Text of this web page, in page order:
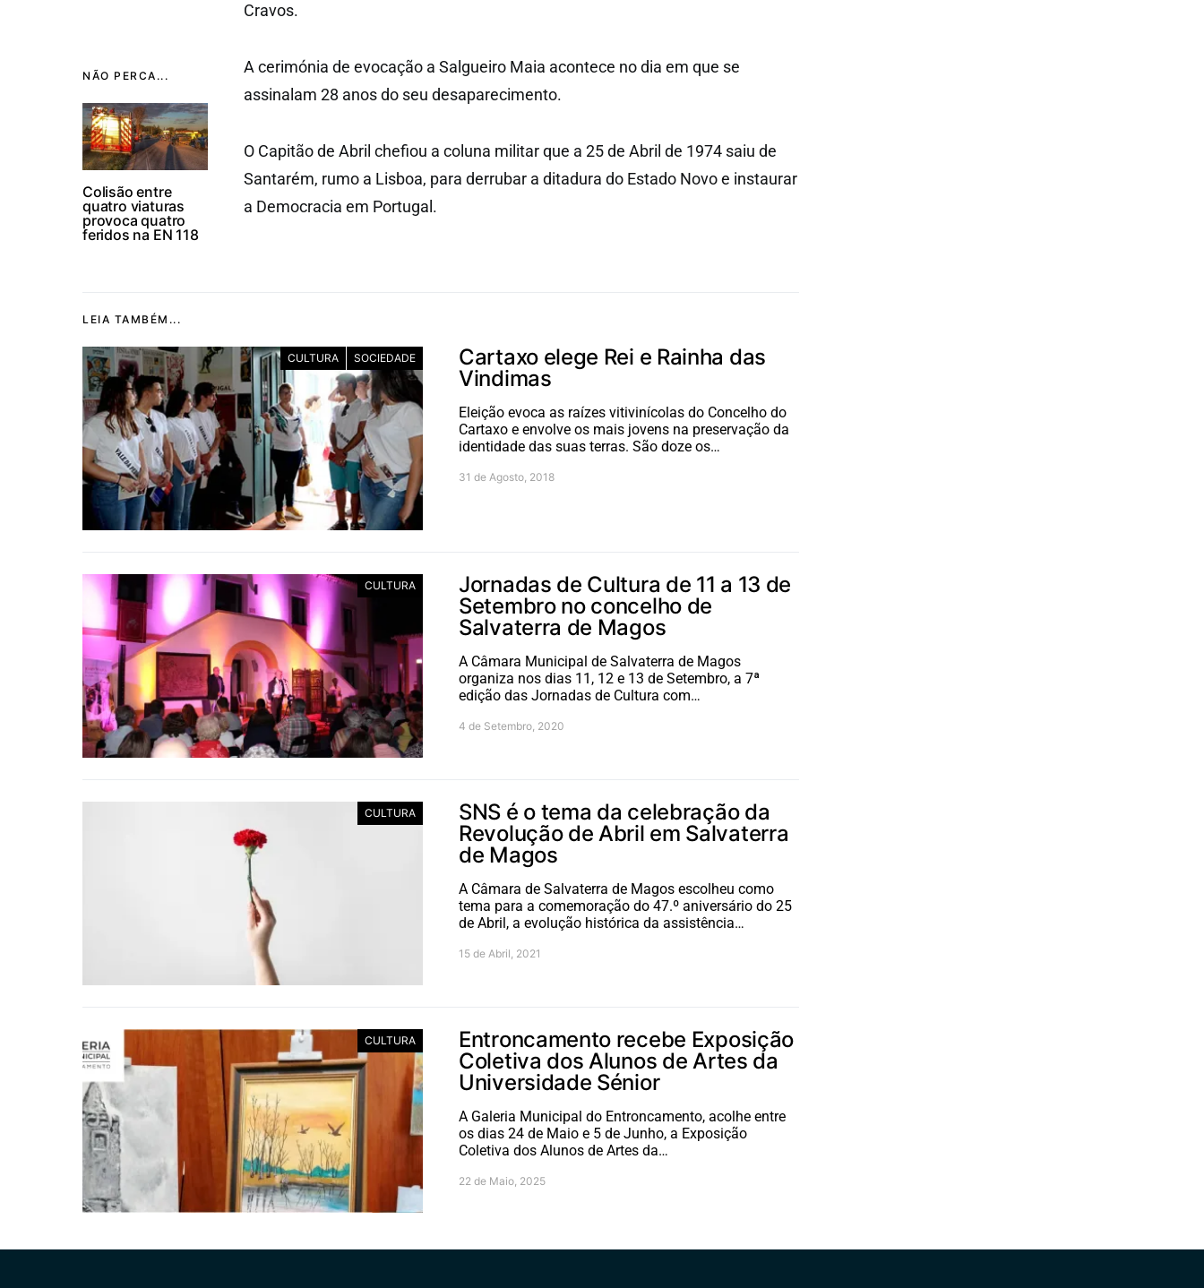
NÃO PERCA...
Colisão entre
quatro viaturas
provoca quatro
feridos na EN 118
Cravos.
A cerimónia de evocação a Salgueiro Maia acontece no dia em que se
assinalam 28 anos do seu desaparecimento.
O Capitão de Abril chefiou a coluna militar que a 25 de Abril de 1974 saiu de
Santarém, rumo a Lisboa, para derrubar a ditadura do Estado Novo e instaurar
a Democracia em Portugal.
LEIA TAMBÉM...
CULTURA SOCIEDADE
Cartaxo elege Rei e Rainha das
Vindimas
Eleição evoca as raízes vitivinícolas do Concelho do
Cartaxo e envolve os mais jovens na preservação da
identidade das suas terras. São doze os…
31 de Agosto, 2018
CULTURA
Jornadas de Cultura de 11 a 13 de
Setembro no concelho de
Salvaterra de Magos
A Câmara Municipal de Salvaterra de Magos
organiza nos dias 11, 12 e 13 de Setembro, a 7ª
edição das Jornadas de Cultura com…
4 de Setembro, 2020
CULTURA
SNS é o tema da celebração da
Revolução de Abril em Salvaterra
de Magos
A Câmara de Salvaterra de Magos escolheu como
tema para a comemoração do 47.º aniversário do 25
de Abril, a evolução histórica da assistência…
15 de Abril, 2021
CULTURA
Entroncamento recebe Exposição
Coletiva dos Alunos de Artes da
Universidade Sénior
A Galeria Municipal do Entroncamento, acolhe entre
os dias 24 de Maio e 5 de Junho, a Exposição
Coletiva dos Alunos de Artes da…
22 de Maio, 2025